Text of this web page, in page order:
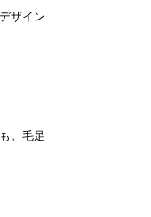
ザイン
。毛足